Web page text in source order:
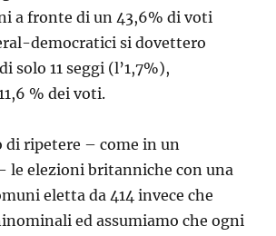
a fronte di un 43,6% di voti
democratici si dovettero
solo 11 seggi (l’1,7%),
% dei voti.
di ripetere – come in un
le elezioni britanniche con una
eletta da 414 invece che
ed assumiamo che ogni